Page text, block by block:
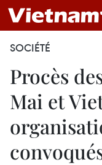
SOCIÉTÉ
Procès
Mai et